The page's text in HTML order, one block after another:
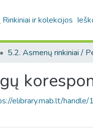
Rinkiniai ir kolekcijos
elibrary.mab.lt/